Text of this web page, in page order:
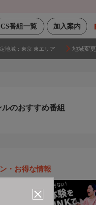
加入案内
CS番組一覧
地域： 東京 東エリア 地域変更
ルのおすすめ番組
・お得な情報